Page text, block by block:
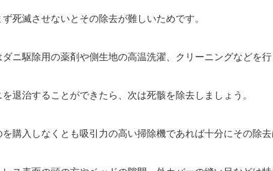
死滅させないとその除去が難しいためです。
ニ駆除用の薬剤や側生地の高温洗濯、クリーニングなどを行
退治することができたら、次は死骸を除去しましょう。
購入しなくとも吸引力の高い掃除機であれば十分にその除去